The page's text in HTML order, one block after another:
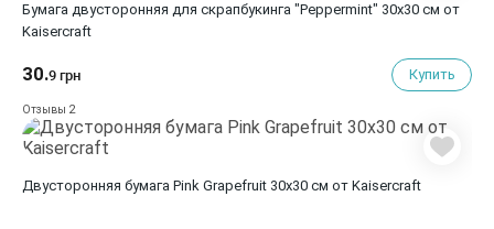
Бумага двусторонняя для скрапбукинга "Peppermint" 30х30 см от
Kaisercraft
30.9 грн Купить
Отзывы 2
Двусторонняя бумага Pink Grapefruit 30х30 см от Kaisercraft